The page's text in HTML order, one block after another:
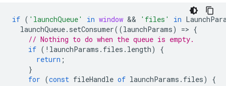
if ( 'launchQueue' in window && 'files' in
launchQueue. setConsumer((launchParams) => {
// Nothing to do when the queue is empty.
if ( ! launchParams . files . length)
{
return ;
}
for (const fileHandle of launchParams . files)
{